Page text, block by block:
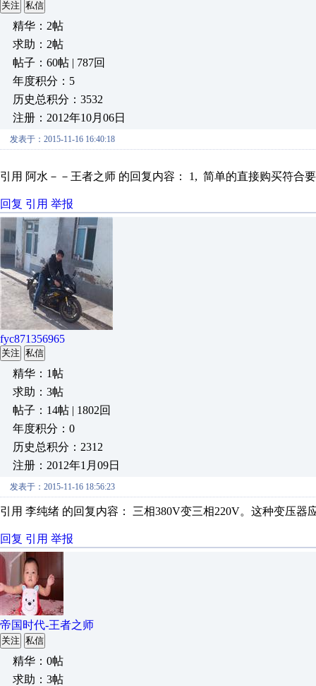
关注 私信
精华：2帖
求助：2帖
帖子：60帖 | 787回
年度积分：5
历史总积分：3532
注册：2012年10月06日
发表于：2015-11-16 16:40:18
引用 阿水－－王者之师 的回复内容： 1, 简单的直接购买符合
回复 引用 举报
fyc871356965
关注 私信
精华：1帖
求助：3帖
帖子：14帖 | 1802回
年度积分：0
历史总积分：2312
注册：2012年1月09日
发表于：2015-11-16 18:56:23
引用 李纯绪 的回复内容： 三相380V变三相220V。这种变压器
回复 引用 举报
帝国时代-王者之师
关注 私信
精华：0帖
求助：3帖